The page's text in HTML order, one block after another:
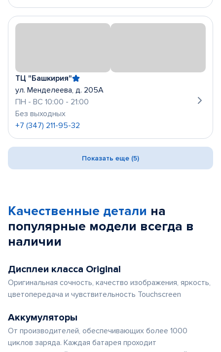
ТЦ "Башкирия"
ул. Менделеева, д. 205А
ПН - ВС 10:00 - 21:00
Без выходных
+7 (347) 211-95-32
Показать еще (5)
Качественные детали на
популярные модели всегда в
наличии
Дисплеи класса Original
Оригинальная сочность, качество изображения, яркость,
цветопередача и чувствительность Touchscreen
Аккумуляторы
От производителей, обеспечивающих более 1000
циклов заряда. Каждая батарея проходит